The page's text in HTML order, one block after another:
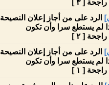
[ ٣ ]
الرد على من أجاز إعلان النصيحة
لم يستطع سرا وأن تكون
[ ٢ ]
الرد على من أجاز إعلان النصيحة
لم يستطع سرا وأن تكون
[ ١ ]